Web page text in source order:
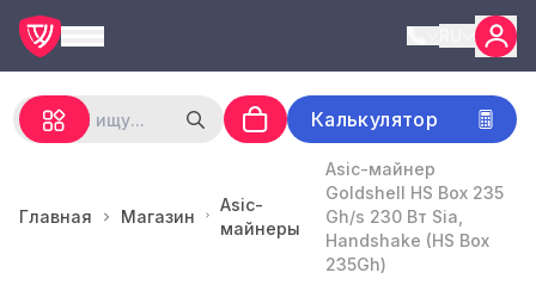
Калькулятор
Главная Магазин
Asic-
майнеры
Asic-майнер
Goldshell HS Box 235
Gh/s 230 Вт Sia,
Handshake (HS Box
235Gh)